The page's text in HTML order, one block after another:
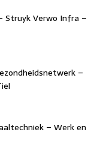
Struyk Verwo Infra –
–
– Werk en